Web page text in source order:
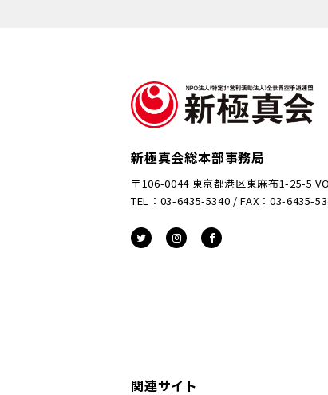
新極真会総本部事務局
〒106-0044 東京都港区東麻布1-25-5
TEL：03-6435-5340 / FAX：03-6435-
関連サイト